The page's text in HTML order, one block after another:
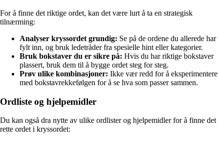
For å finne det riktige ordet, kan det være lurt å ta en strategisk
tilnærming:
Analyser kryssordet grundig: Se på de ordene du allerede har
fylt inn, og bruk ledetråder fra spesielle hint eller kategorier.
Bruk bokstaver du er sikre på: Hvis du har riktige bokstaver
plassert, bruk dem til å bygge ordet steg for steg.
Prøv ulike kombinasjoner: Ikke vær redd for å eksperimentere
med bokstavrekkefølgen for å se hva som passer sammen.
Ordliste og hjelpemidler
Du kan også dra nytte av ulike ordlister og hjelpemidler for å finne det
rette ordet i kryssordet: